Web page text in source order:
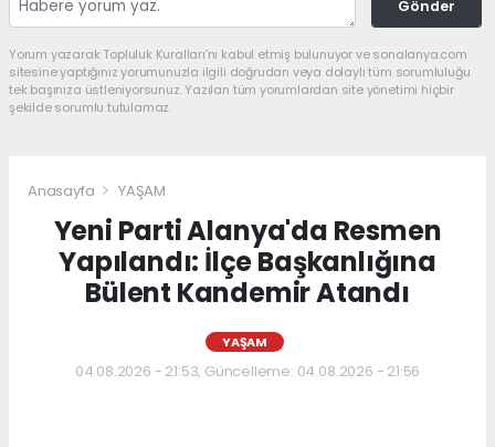
Gönder
Yorum yazarak Topluluk Kuralları’nı kabul etmiş bulunuyor ve sonalanya.com
sitesine yaptığınız yorumunuzla ilgili doğrudan veya dolaylı tüm sorumluluğu
tek başınıza üstleniyorsunuz. Yazılan tüm yorumlardan site yönetimi hiçbir
şekilde sorumlu tutulamaz.
Anasayfa YAŞAM
Yeni Parti Alanya'da Resmen
Yapılandı: İlçe Başkanlığına
Bülent Kandemir Atandı
YAŞAM
04.08.2026 - 21:53, Güncelleme: 04.08.2026 - 21:56